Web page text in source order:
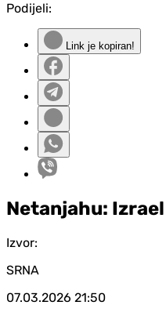
Podijeli:
Link je kopiran!
Netanjahu:
Izvor:
SRNA
07.03.2026 21:50